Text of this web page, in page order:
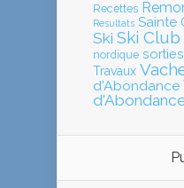
Recettes
Résultats Sainte
Ski Ski Club
nordique
Travaux
d'Abondance